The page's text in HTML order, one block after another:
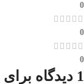
0
0
0
1 دیدگاه برای